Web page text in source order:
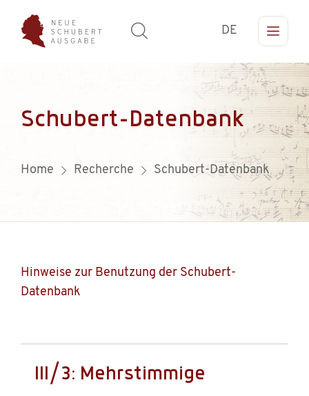
DE
Schubert-Datenbank
Home Recherche Schubert-Datenbank
Hinweise zur Benutzung der Schubert-
Datenbank
III/3: Mehrstimmige